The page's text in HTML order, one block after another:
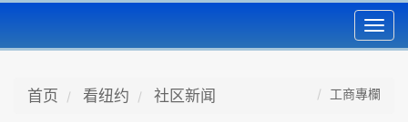
首页 看纽约 社区新闻 工商專欄